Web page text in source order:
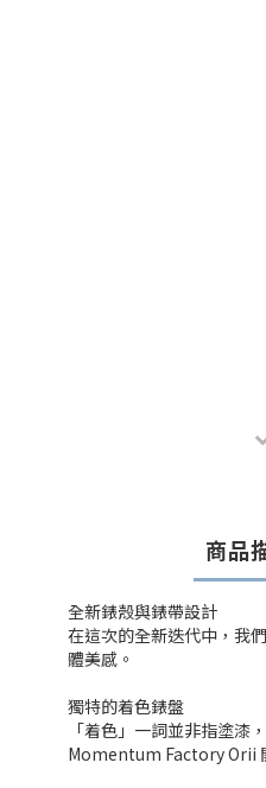
商品
全新錶殼與錶帶設計
在這次的全新迭代中，我
體美感。
獨特的着色錶盤
「着色」一詞並非指塗漆
Momentum Factory Orii